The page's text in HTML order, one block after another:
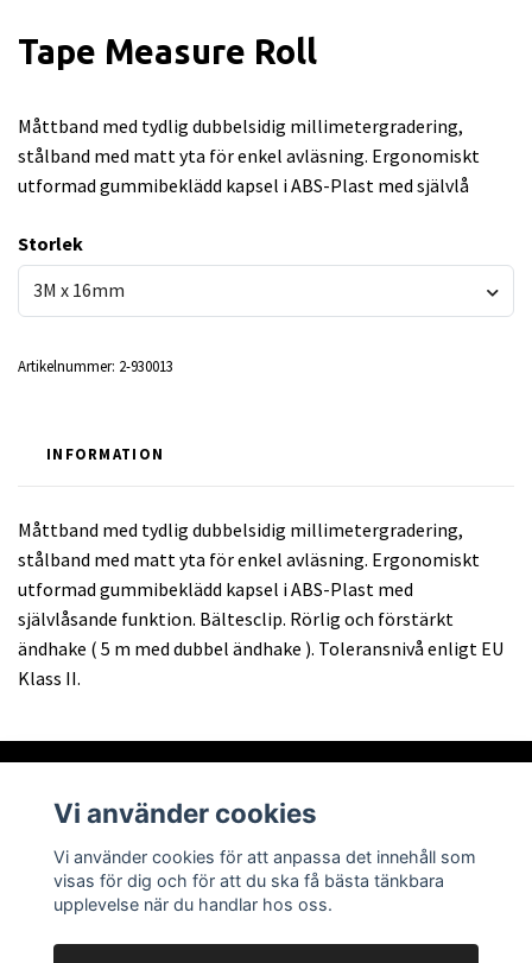
Tape Measure Roll
Måttband med tydlig dubbelsidig millimetergradering,
stålband med matt yta för enkel avläsning. Ergonomiskt
utformad gummibeklädd kapsel i ABS-Plast med självlå
Storlek
3M x 16mm
Artikelnummer: 2-930013
INFORMATION
Måttband med tydlig dubbelsidig millimetergradering,
stålband med matt yta för enkel avläsning. Ergonomiskt
utformad gummibeklädd kapsel i ABS-Plast med
självlåsande funktion. Bältesclip. Rörlig och förstärkt
ändhake ( 5 m med dubbel ändhake ). Toleransnivå enligt EU
Klass II.
Om oss
Läs mer
Vi använder cookies
Vi använder cookies för att anpassa det innehåll som
visas för dig och för att du ska få bästa tänkbara
upplevelse när du handlar hos oss.